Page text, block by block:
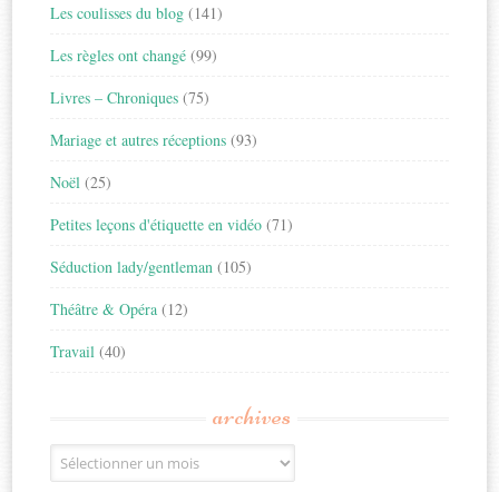
Les coulisses du blog (141)
Les règles ont changé (99)
Livres – Chroniques (75)
Mariage et autres réceptions (93)
Noël (25)
Petites leçons d'étiquette en vidéo (71)
Séduction lady/gentleman (105)
Théâtre & Opéra (12)
Travail (40)
archives
Archives